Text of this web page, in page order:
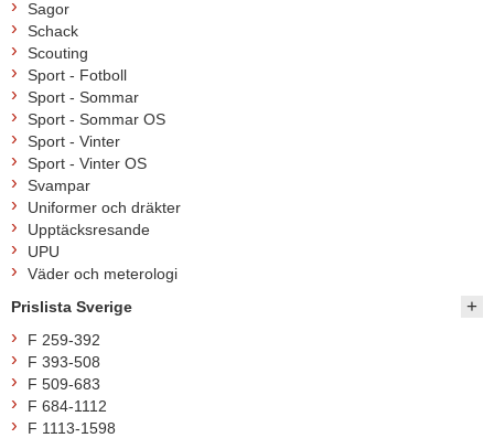
Sagor
Schack
Scouting
Sport - Fotboll
Sport - Sommar
Sport - Sommar OS
Sport - Vinter
Sport - Vinter OS
Svampar
Uniformer och dräkter
Upptäcksresande
UPU
Väder och meterologi
Prislista Sverige
F 259-392
F 393-508
F 509-683
F 684-1112
F 1113-1598